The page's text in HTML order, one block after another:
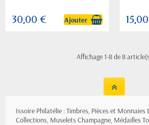
30,00 € Ajouter
Affichage 1-8 de 8
Issoire Philatélie : Timbres, Pièces et Monnaies
Collections, Muselets Champagne, Médailles